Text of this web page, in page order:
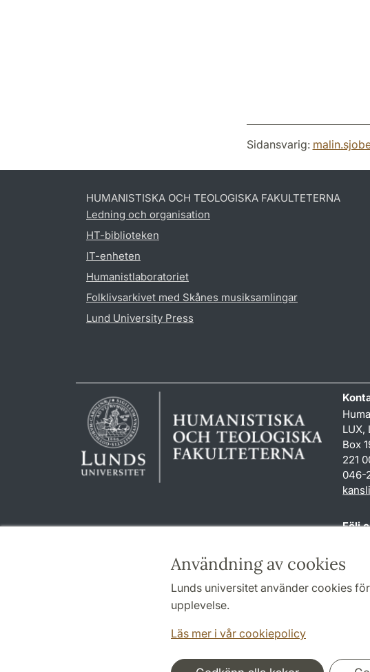
Användning av cookies
Lunds universitet använder cookies
upplevelse.
Läs mer i vår cookiepolicy
Sidansvarig:
HUMANISTISKA OCH TEOLOGISKA FAKULTETERNA
Ledning och organisation
HT-biblioteken
IT-enheten
Humanistlaboratoriet
Folklivsarkivet med Skånes musiksamlingar
Lund University Press
LUX,
Box
221
046-
Följ